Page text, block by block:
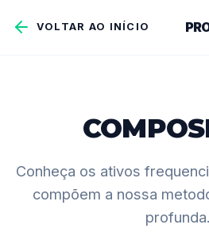
VOLTAR AO INÍCIO
Conheça os ativos
compõem a nossa
profunda.